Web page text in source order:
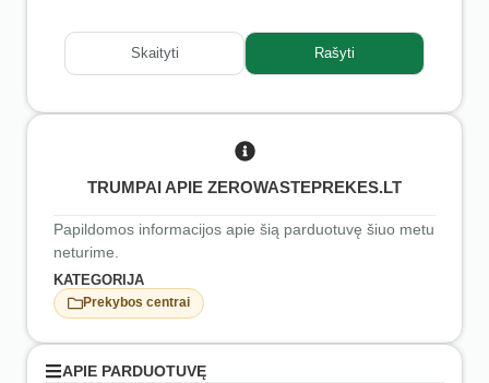
Skaityti Rašyti
TRUMPAI APIE ZEROWASTEPREKES.LT
Papildomos informacijos apie šią parduotuvę šiuo metu
neturime.
KATEGORIJA
Prekybos centrai
APIE PARDUOTUVĘ